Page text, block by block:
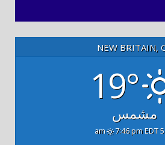
NEW BRITAIN,
19°
مشمس
7:46 pm EDT